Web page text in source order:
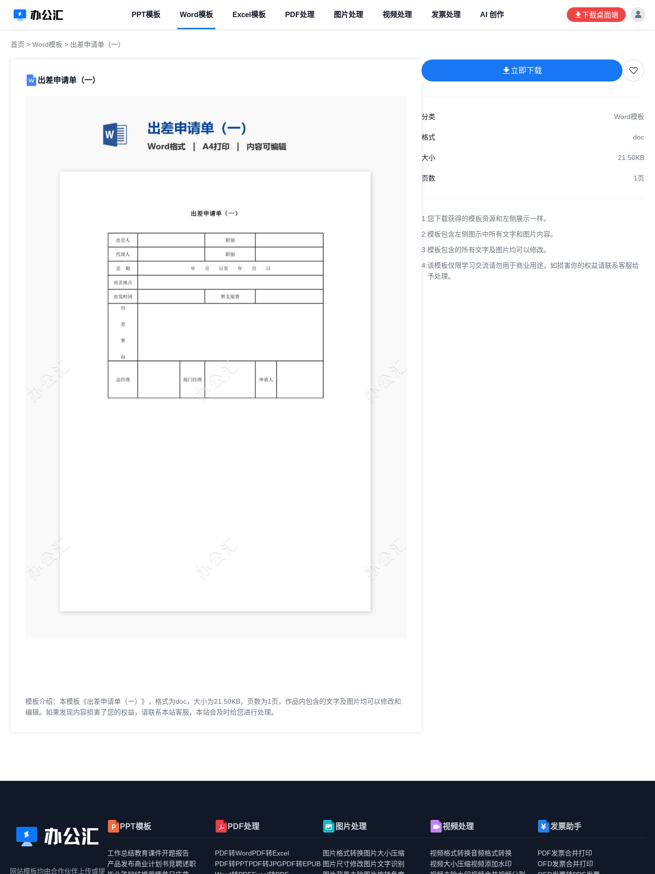
PPT模板 Word模板 Excel模板 PDF处理 图片处理 视频处理 发票处理 AI 创作 下载桌面端
首页 > Word模板 > 出差申请单（一）
出差申请单（一）
模板介绍：本模板《出差申请单（一）》，格式为doc，大小为21.50KB，页数为1页，作品内包含的文字及图片均可以修改和
编辑。如果发现内容损害了您的权益，请联系本站客服，本站会及时给您进行处理。
立即下载
分类 Word模板
格式 doc
大小 21.50KB
页数 1页
1:您下载获得的模板资源和左侧展示一样。
2:模板包含左侧图示中所有文字和图片内容。
3:模板包含的所有文字及图片均可以修改。
4:该模板仅限学习交流请勿用于商业用途，如损害你的权益请联系客服给
予处理。
网站模板均由合作伙伴上传或提
PPT模板
工作总结教育课件开题报告
产品发布商业计划书竞聘述职
PDF处理
PDF转WordPDF转Excel
PDF转PPTPDF转JPGPDF转EPUB
图片处理
图片格式转换图片大小压缩
图片尺寸修改图片文字识别
视频处理
视频格式转换音频格式转换
视频大小压缩视频添加水印
发票助手
PDF发票合并打印
OFD发票合并打印